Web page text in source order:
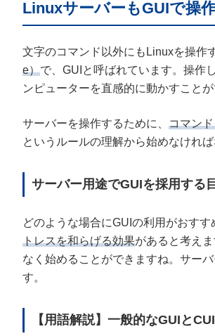
LinuxサーバーもGUIで操
文字のコマンド以外にもLinuxを操作
e）で、GUIと呼ばれています。操作
ンピューターを直感的に動かすことが
サーバーを操作するために、 コマン
というルールの理解から始めなけれ
サーバー用途でGUIを採用する
どのような場合にGUIの利用がおすす
トレスを和らげる効果があると考え
なく始めることができますね。サー
す。
【用語解説】一般的なGUIと